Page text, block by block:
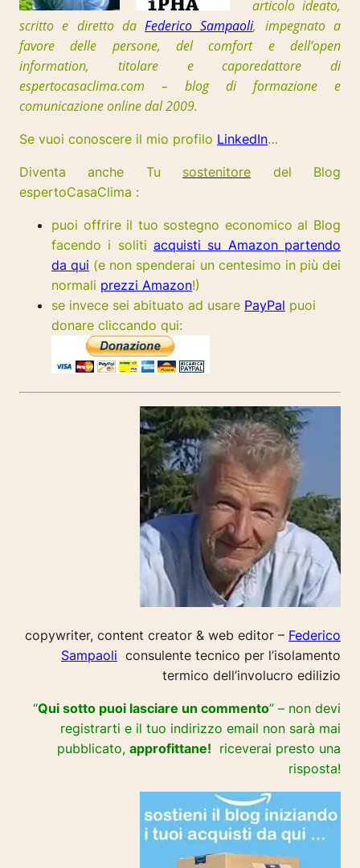
articolo ideato,
scritto e diretto daFederico Sampaoli, impegnato a
favore delle persone, del comfort e dell’open
information, titolare e caporedattore di
espertocasaclima.com – blog di formazione e
comunicazione online dal 2009.
Se vuoi conoscere il mio profilo LinkedIn…
Diventa anche Tu sostenitore del Blog
espertoCasaClima :
puoi offrire il tuo sostegno economico al Blog
facendo i soliti acquisti su Amazon partendo
da qui (e non spenderai un centesimo in più dei
normali prezzi Amazon!)
se invece sei abituato ad usare PayPal puoi
donare cliccando qui:
copywriter, content creator & web editor – Federico
Sampaoli consulente tecnico per l’isolamento
termico dell’involucro edilizio
“Qui sotto puoi lasciare un commento” – non devi
registrarti e il tuo indirizzo email non sarà mai
pubblicato, approfittane! riceverai presto una
risposta!